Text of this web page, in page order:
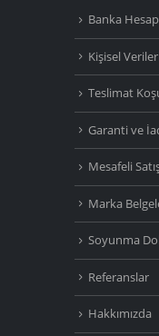
Banka
Kişisel
Teslimat
Garanti ve
Mesafeli
Marka
Soyunma
Referanslar
Hakkımızda